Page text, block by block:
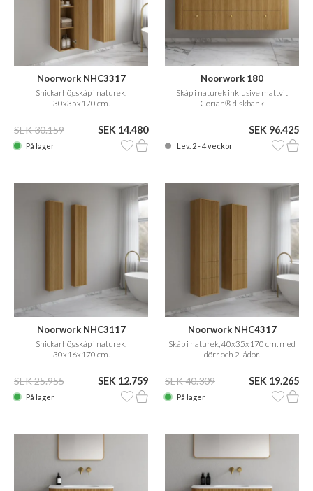
Noorwork NHC3317
Snickarhögskåp i naturek,
30x35x170 cm.
SEK 30.159 SEK 14.480
På lager
Noorwork 180
Skåp i naturek inklusive mattvit
Corian® diskbänk
SEK 96.425
Lev. 2 - 4 veckor
Noorwork NHC3117
Snickarhögskåp i naturek,
30x16x170 cm.
SEK 25.955 SEK 12.759
På lager
Noorwork NHC4317
Skåp i naturek, 40x35x170 cm. med
dörr och 2 lådor.
SEK 40.309 SEK 19.265
På lager